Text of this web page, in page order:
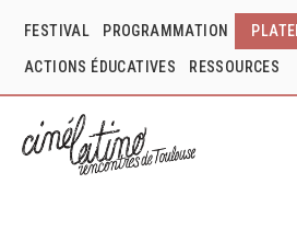
FESTIVAL PROGRAMMATION
ACTIONS ÉDUCATIVES RESSOURCES